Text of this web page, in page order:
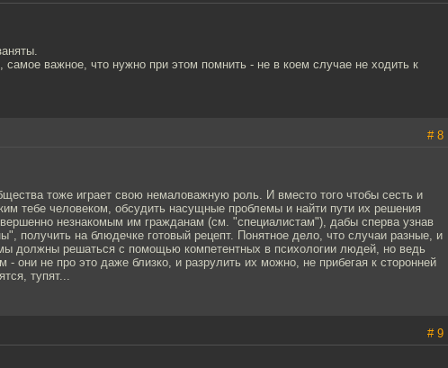
самое важное, что нужно при этом помнить - не в коем случае не ходить к
# 8
тоже играет свою немаловажную роль. И вместо того чтобы сесть и
тебе человеком, обсудить насущные проблемы и найти пути их решения
незнакомым им гражданам (см. "специалистам"), дабы сперва узнав
получить на блюдечке готовый рецепт. Понятное дело, что случаи разные, и
должны решаться с помощью компетентных в психологии людей, но ведь
- они не про это даже близко, и разрулить их можно, не прибегая к сторонней
тупят...
# 9